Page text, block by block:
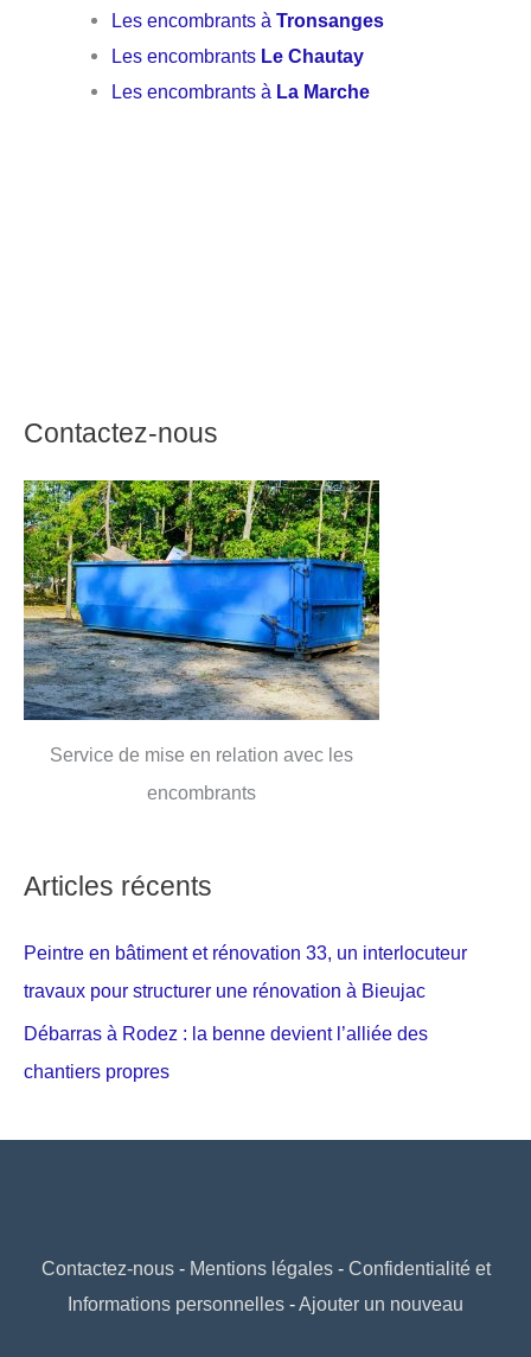
Les encombrants àTronsanges
Les encombrants Le Chautay
Les encombrants à La Marche
Contactez-nous
Service de mise en relation avec les
encombrants
Articles récents
Peintre en bâtiment et rénovation 33, un interlocuteur
travaux pour structurer une rénovation à Bieujac
Débarras à Rodez : la benne devient l’alliée des
chantiers propres
Contactez-nous- Mentions légales- Confidentialité et
Informations personnelles -Ajouter un nouveau